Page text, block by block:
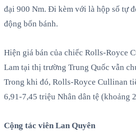
đại 900 Nm. Đi kèm với là hộp số tự
động bốn bánh.
Hiện giá bán của chiếc Rolls-Royce
Lam tại thị trường Trung Quốc vẫn
Trong khi đó, Rolls-Royce Cullinan
6,91-7,45 triệu Nhân dân tệ (khoảng
Cộng tác viên Lan Quyên